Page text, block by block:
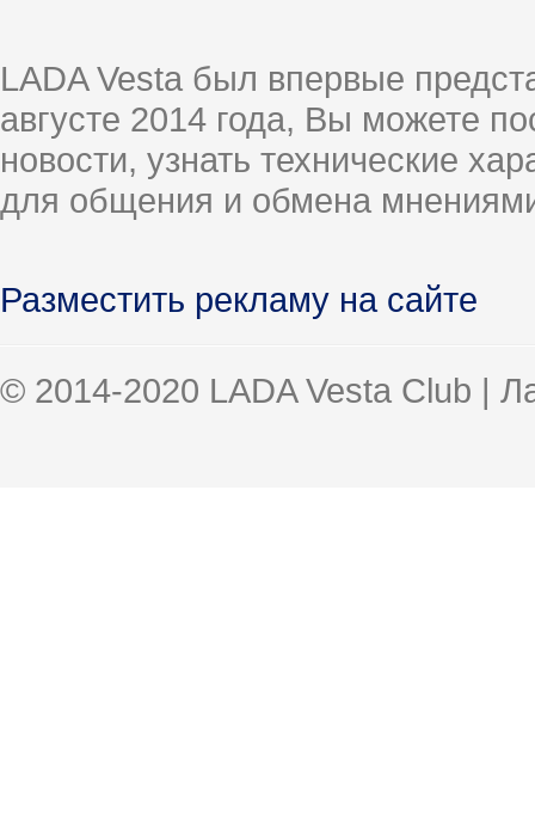
LADA Vesta был впервые
августе 2014 года, Вы можете
новости, узнать технические
для общения и обмена
Разместить рекламу на сайте
© 2014-2020 LADA Vesta Club |